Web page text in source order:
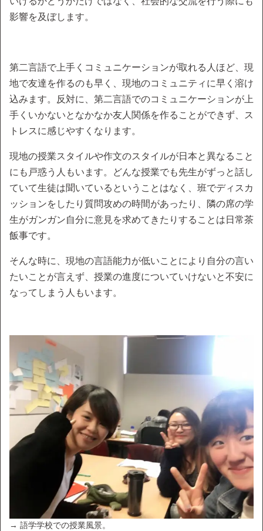
影響を及ぼします。
第二言語で上手くコミュニケーションが取れる人ほど、現
地で友達を作るのも早く、現地のコミュニティに早く溶け
込みます。反対に、第二言語でのコミュニケーションが上
手くいかないとなかなか友人関係を作ることができず、ス
トレスに感じやすくなります。
現地の授業スタイルや作文のスタイルが日本と異なること
にも戸惑う人もいます。どんな授業でも先生がずっと話し
ていて生徒は聞いているということはなく、班でディスカ
ッションをしたり質問攻めの時間があったり、隣の席の学
生がガンガン自分に意見を求めてきたりすることは日常茶
飯事です。
そんな時に、現地の言語能力が低いことにより自分の言い
たいことが言えず、授業の進度についていけないと不安に
なってしまう人もいます。
→ 語学学校での授業風景。